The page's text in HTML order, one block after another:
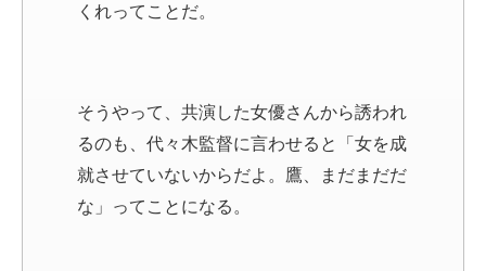
くれってことだ。
そうやって、共演した女優さんから誘われ
るのも、代々木監督に言わせると「女を成
就させていないからだよ。鷹、まだまだだ
な」ってことになる。